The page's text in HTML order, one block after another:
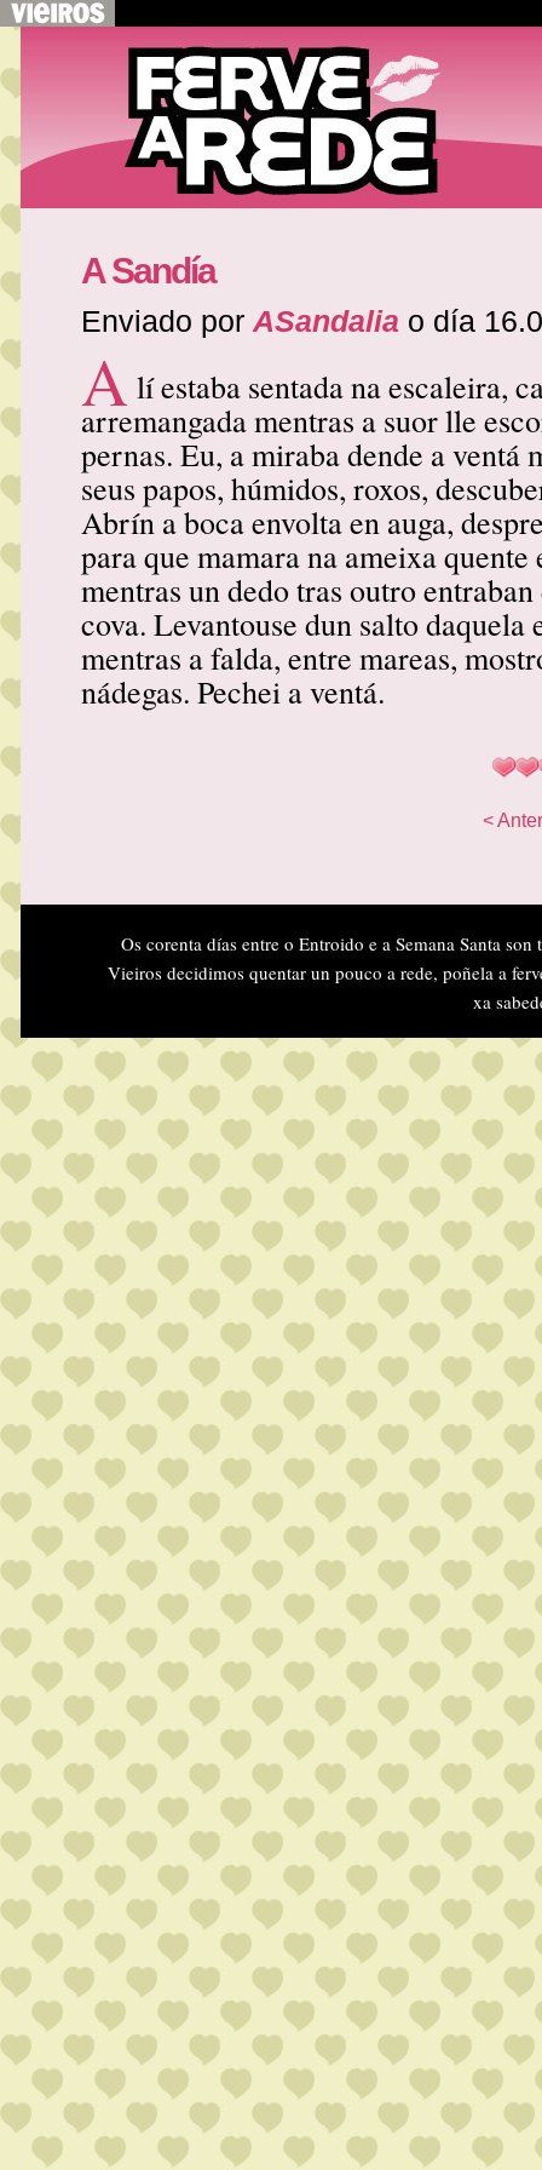
A Sandía
Enviado por ASandalia o día
A lí estaba sentada na escaleira,
arremangada mentras a suor lle
pernas. Eu, a miraba dende a ventá
seus papos, húmidos, roxos,
Abrín a boca envolta en auga,
para que mamara na ameixa quente
mentras un dedo tras outro
cova. Levantouse dun salto daquela
mentras a falda, entre mareas,
nádegas. Pechei a ventá.
<
Os corenta días entre o Entroido e a Semana Santa
Vieiros decidimos quentar un pouco a rede, poñela a
xa